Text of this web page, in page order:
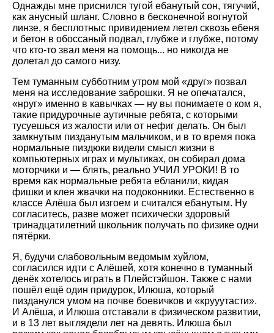
Однажды мне приснился тугой ебанутый сон, тягучий,
как анусный шланг. Словно в бесконечной вогнутой
линзе, я бесплотныс привидением летел сквозь ебеня
и бетон в обоссаный подвал, глубже и глубже, потому
что кто-то звал меня на помощь... но никогда не
долетал до самого низу.
Тем туманным субботним утром мой «друг» позвал
меня на исследование заброшки. Я не опечатался,
«нруг» именно в кавычках — ну вы понимаете о ком я,
такие придурочные аутичные ребята, с которыми
тусуешься из жалости или от нефиг делать. Он был
замкнутым пизданутым мальчиком, и в то время пока
нормальные пиздюки видели смысл жизни в
компьютерных играх и мультиках, он собирал дома
моторчики и — блять, реально УЧИЛ УРОКИ! В то
время как нормальные ребята ебланили, кидая
фишки и клея жвачки на подоконники. Естественно в
классе Алёша был изгоем и считался ебанутым. Ну
согласитесь, разве может психически здоровый
тринадцатилетний школьник получать по физике одни
пятёрки.
Я, будучи слабовольным ведомым хуйлом,
согласился идти с Алёшей, хотя конечно в туманный
денёк хотелось играть в Плейстэйшон. Также с нами
пошёл ещё один придурок, Илюша, который
пизданулся умом на почве боевичков и «крууутасти».
И Алёша, и Илюша отставали в физическом развитии,
и в 13 лет выглядели лет на девять. Илюша был